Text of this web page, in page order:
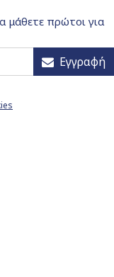
μάθετε πρώτοι για
Εγγραφή